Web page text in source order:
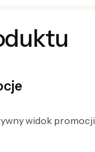
widok promocji